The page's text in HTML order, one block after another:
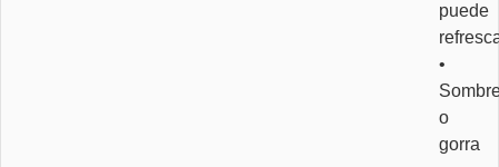
puede
•
o
gorra